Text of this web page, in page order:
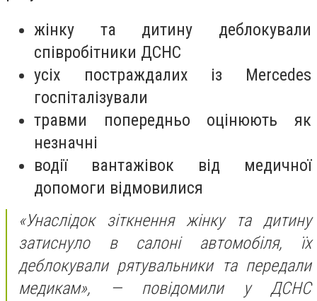
жінку та дитину деблокували
співробітники ДСНС
усіх постраждалих із Mercedes
госпіталізували
травми попередньо оцінюють як
незначні
водії вантажівок від медичної
допомоги відмовилися
«Унаслідок зіткнення жінку та дитину
затиснуло в салоні автомобіля, їх
деблокували рятувальники та передали
медикам», —повідомили у ДСНС